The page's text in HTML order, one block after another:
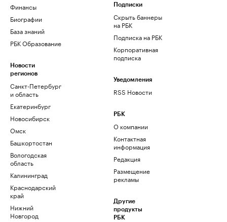
Финансы
Биографии
База знаний
РБК Образование
Новости
регионов
Санкт-Петербург
и область
Екатеринбург
Новосибирск
Омск
Башкортостан
Вологодская
область
Калининград
Краснодарский
край
Нижний
Новгород
Подписки
Скрыть баннеры
на РБК
Подписка на РБК
Корпоративная
подписка
Уведомления
RSS Новости
РБК
О компании
Контактная
информация
Редакция
Размещение
рекламы
Другие
продукты
РБК